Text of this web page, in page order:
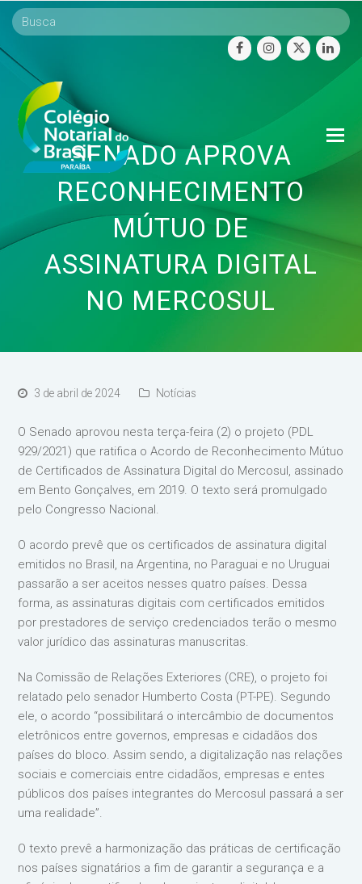
facebookinstagram
twitter
SENADO APROVA
RECONHECIMENTO
MÚTUO DE
ASSINATURA DIGITAL
NO MERCOSUL
3 de abril de 2024 Notícias
O Senado aprovou nesta terça-feira (2) o projeto (PDL
929/2021) que ratifica o Acordo de Reconhecimento Mútuo
de Certificados de Assinatura Digital do Mercosul, assinado
em Bento Gonçalves, em 2019. O texto será promulgado
pelo Congresso Nacional.
O acordo prevê que os certificados de assinatura digital
emitidos no Brasil, na Argentina, no Paraguai e no Uruguai
passarão a ser aceitos nesses quatro países. Dessa
forma, as assinaturas digitais com certificados emitidos
por prestadores de serviço credenciados terão o mesmo
valor jurídico das assinaturas manuscritas.
Na Comissão de Relações Exteriores (CRE), o projeto foi
relatado pelo senador Humberto Costa (PT-PE). Segundo
ele, o acordo “possibilitará o intercâmbio de documentos
eletrônicos entre governos, empresas e cidadãos dos
países do bloco. Assim sendo, a digitalização nas relações
sociais e comerciais entre cidadãos, empresas e entes
públicos dos países integrantes do Mercosul passará a ser
uma realidade”.
O texto prevê a harmonização das práticas de certificação
nos países signatários a fim de garantir a segurança e a